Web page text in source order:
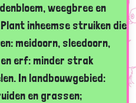
weegbree en
inheemse struiken die
meidoorn, sleedoorn,
erf: minder strak
In landbouwgebied:
en grassen;